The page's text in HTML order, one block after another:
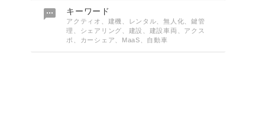
 キーワード
アクティオ、建機、レンタル、無人化、鍵管
理、シェアリング、建設、建設車両、アクス
ポ、カーシェア、MaaS、自動車